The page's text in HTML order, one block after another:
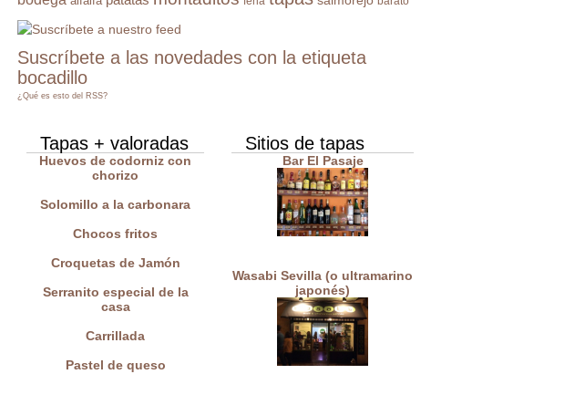
Suscríbete a las novedades con la etiqueta
bocadillo
¿Qué es esto del RSS?
Tapas + valoradas
Huevos de codorniz con
chorizo
Solomillo a la carbonara
Chocos fritos
Croquetas de Jamón
Serranito especial de la
casa
Carrillada
Pastel de queso
Sitios de tapas
Bar El Pasaje
Wasabi Sevilla (o ultramarino
japonés)